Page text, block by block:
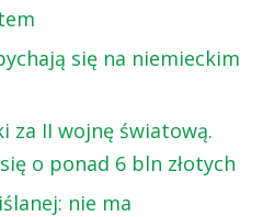
się na niemieckim
za II wojnę światową.
o ponad 6 bln złotych
nie ma